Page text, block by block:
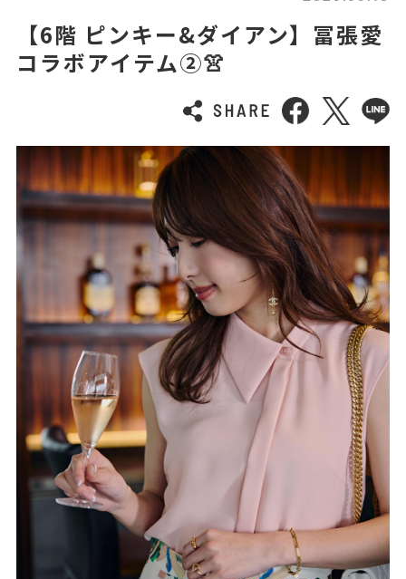
【6階 ピンキー&ダイアン】冨張愛
コラボアイテム②👚